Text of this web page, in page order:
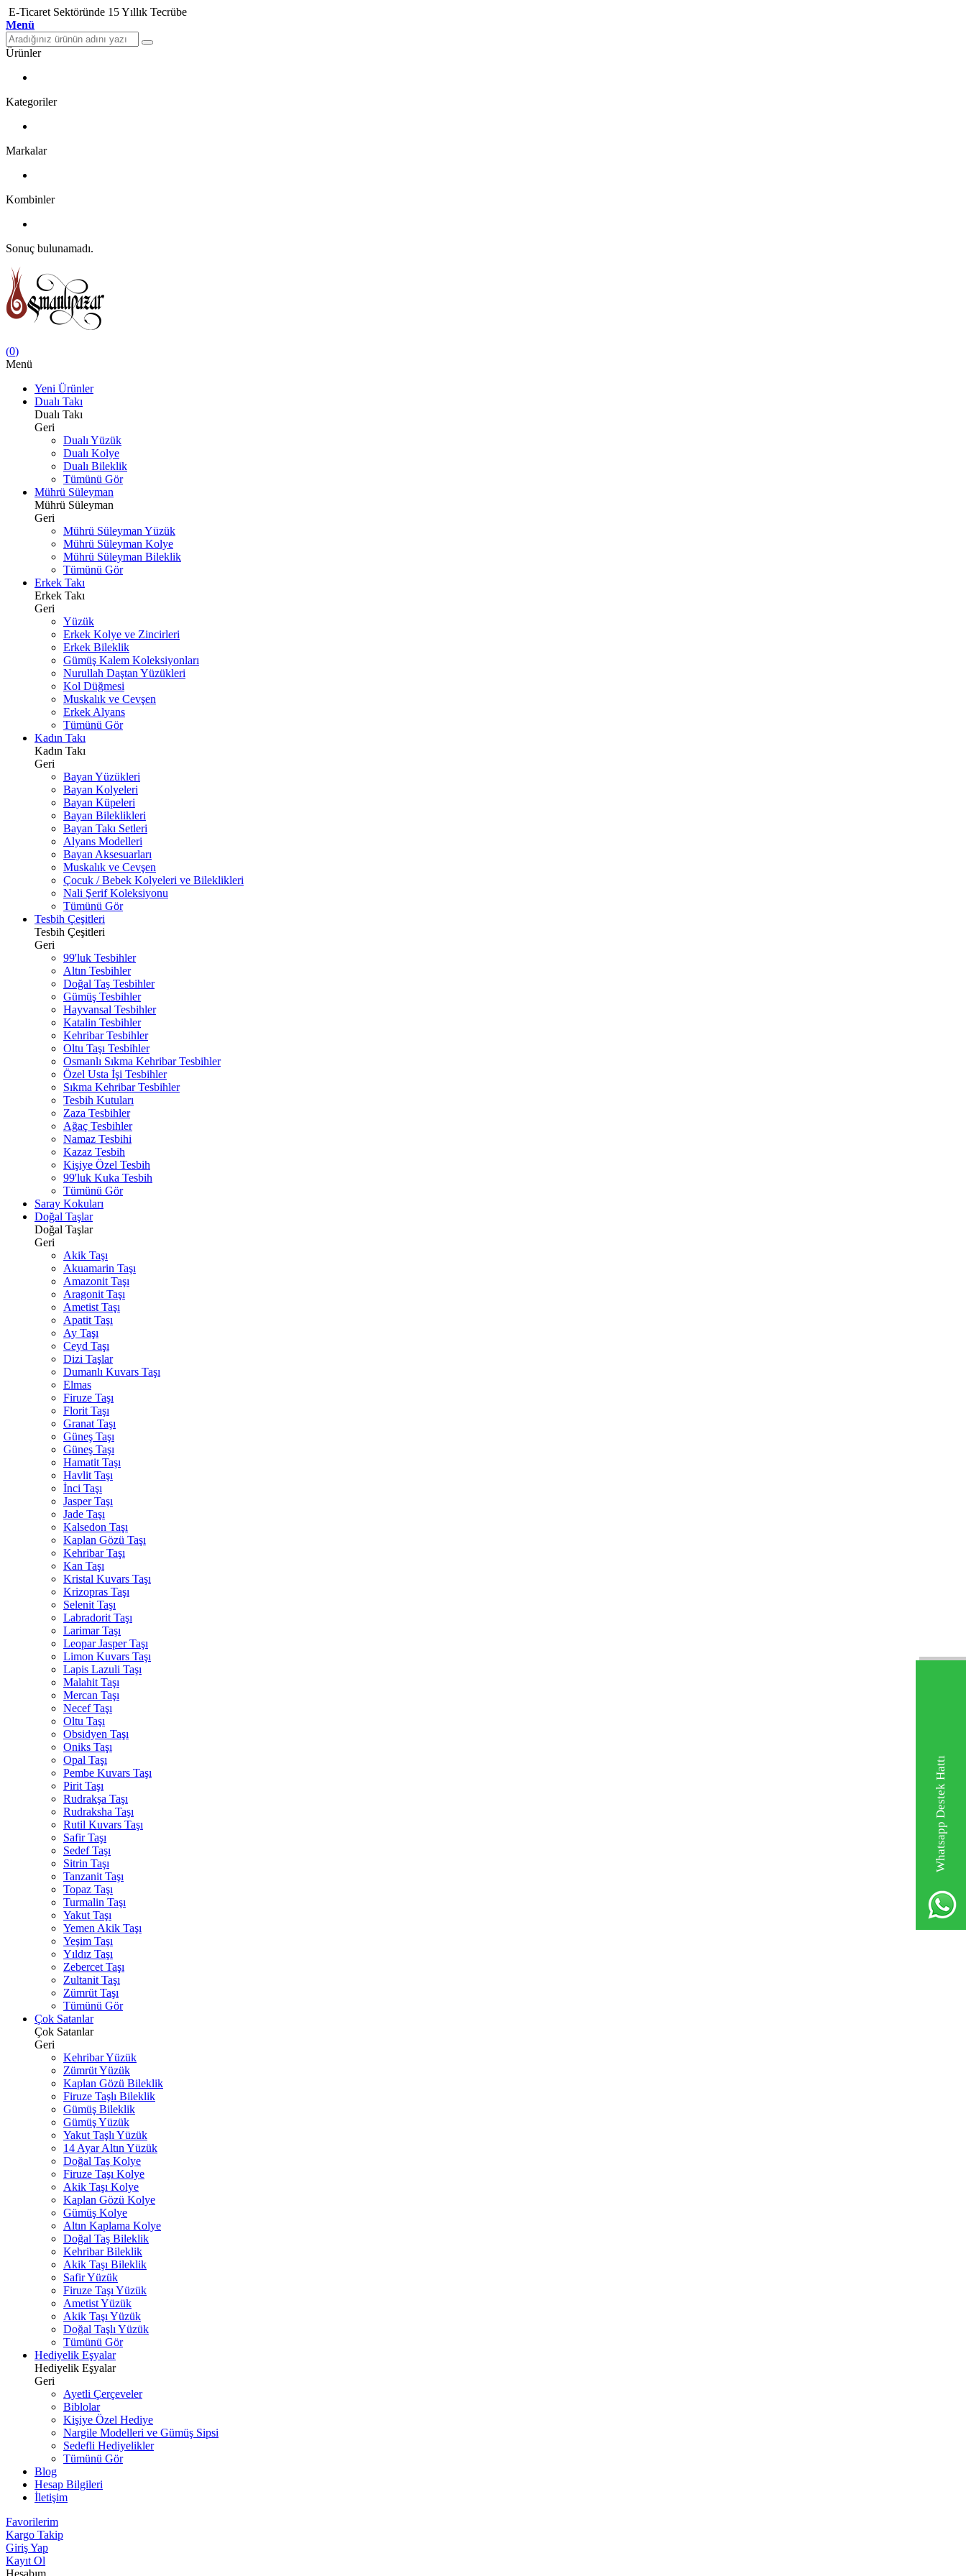
Whatsapp Destek Hattı
E-Ticaret Sektöründe 15 Yıllık Tecrübe
Menü
Ürünler
Kategoriler
Markalar
Kombinler
Sonuç bulunamadı.
(0)
Menü
Yeni Ürünler
Dualı Takı
Dualı Takı
Geri
Dualı Yüzük
Dualı Kolye
Dualı Bileklik
Tümünü Gör
Mührü Süleyman
Mührü Süleyman
Geri
Mührü Süleyman Yüzük
Mührü Süleyman Kolye
Mührü Süleyman Bileklik
Tümünü Gör
Erkek Takı
Erkek Takı
Geri
Yüzük
Erkek Kolye ve Zincirleri
Erkek Bileklik
Gümüş Kalem Koleksiyonları
Nurullah Daştan Yüzükleri
Kol Düğmesi
Muskalık ve Cevşen
Erkek Alyans
Tümünü Gör
Kadın Takı
Kadın Takı
Geri
Bayan Yüzükleri
Bayan Kolyeleri
Bayan Küpeleri
Bayan Bileklikleri
Bayan Takı Setleri
Alyans Modelleri
Bayan Aksesuarları
Muskalık ve Cevşen
Çocuk / Bebek Kolyeleri ve Bileklikleri
Nali Şerif Koleksiyonu
Tümünü Gör
Tesbih Çeşitleri
Tesbih Çeşitleri
Geri
99'luk Tesbihler
Altın Tesbihler
Doğal Taş Tesbihler
Gümüş Tesbihler
Hayvansal Tesbihler
Katalin Tesbihler
Kehribar Tesbihler
Oltu Taşı Tesbihler
Osmanlı Sıkma Kehribar Tesbihler
Özel Usta İşi Tesbihler
Sıkma Kehribar Tesbihler
Tesbih Kutuları
Zaza Tesbihler
Ağaç Tesbihler
Namaz Tesbihi
Kazaz Tesbih
Kişiye Özel Tesbih
99'luk Kuka Tesbih
Tümünü Gör
Saray Kokuları
Doğal Taşlar
Doğal Taşlar
Geri
Akik Taşı
Akuamarin Taşı
Amazonit Taşı
Aragonit Taşı
Ametist Taşı
Apatit Taşı
Ay Taşı
Ceyd Taşı
Dizi Taşlar
Dumanlı Kuvars Taşı
Elmas
Firuze Taşı
Florit Taşı
Granat Taşı
Güneş Taşı
Güneş Taşı
Hamatit Taşı
Havlit Taşı
İnci Taşı
Jasper Taşı
Jade Taşı
Kalsedon Taşı
Kaplan Gözü Taşı
Kehribar Taşı
Kan Taşı
Kristal Kuvars Taşı
Krizopras Taşı
Selenit Taşı
Labradorit Taşı
Larimar Taşı
Leopar Jasper Taşı
Limon Kuvars Taşı
Lapis Lazuli Taşı
Malahit Taşı
Mercan Taşı
Necef Taşı
Oltu Taşı
Obsidyen Taşı
Oniks Taşı
Opal Taşı
Pembe Kuvars Taşı
Pirit Taşı
Rudrakşa Taşı
Rudraksha Taşı
Rutil Kuvars Taşı
Safir Taşı
Sedef Taşı
Sitrin Taşı
Tanzanit Taşı
Topaz Taşı
Turmalin Taşı
Yakut Taşı
Yemen Akik Taşı
Yeşim Taşı
Yıldız Taşı
Zebercet Taşı
Zultanit Taşı
Zümrüt Taşı
Tümünü Gör
Çok Satanlar
Çok Satanlar
Geri
Kehribar Yüzük
Zümrüt Yüzük
Kaplan Gözü Bileklik
Firuze Taşlı Bileklik
Gümüş Bileklik
Gümüş Yüzük
Yakut Taşlı Yüzük
14 Ayar Altın Yüzük
Doğal Taş Kolye
Firuze Taşı Kolye
Akik Taşı Kolye
Kaplan Gözü Kolye
Gümüş Kolye
Altın Kaplama Kolye
Doğal Taş Bileklik
Kehribar Bileklik
Akik Taşı Bileklik
Safir Yüzük
Firuze Taşı Yüzük
Ametist Yüzük
Akik Taşı Yüzük
Doğal Taşlı Yüzük
Tümünü Gör
Hediyelik Eşyalar
Hediyelik Eşyalar
Geri
Ayetli Çerçeveler
Biblolar
Kişiye Özel Hediye
Nargile Modelleri ve Gümüş Sipsi
Sedefli Hediyelikler
Tümünü Gör
Blog
Hesap Bilgileri
İletişim
Favorilerim
Kargo Takip
Giriş Yap
Kayıt Ol
Hesabım